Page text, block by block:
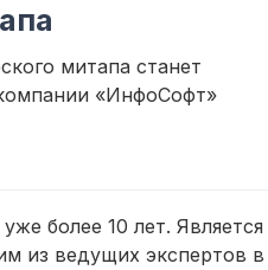
митапа станет
«ИнфоСофт»
более 10 лет. Является
из ведущих экспертов в